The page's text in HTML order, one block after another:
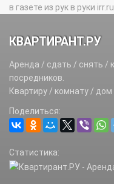
в газете из рук в руки irr.ru
КВАРТИРАНТ.РУ
Аренда / сдать / снять /
посредников.
Квартиру / комнату /
Поделиться:
Статистика: